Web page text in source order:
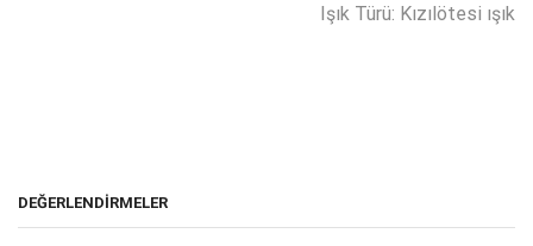
Işık Türü: Kızılötesi ışık
DEĞERLENDIRMELER